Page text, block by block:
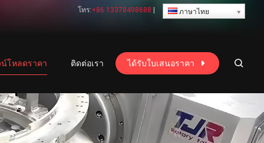
โทร:+86 13378498688 ภาษาไทย
โหลดราคา ติดต่อเรา ได้รับใบเสนอราคา